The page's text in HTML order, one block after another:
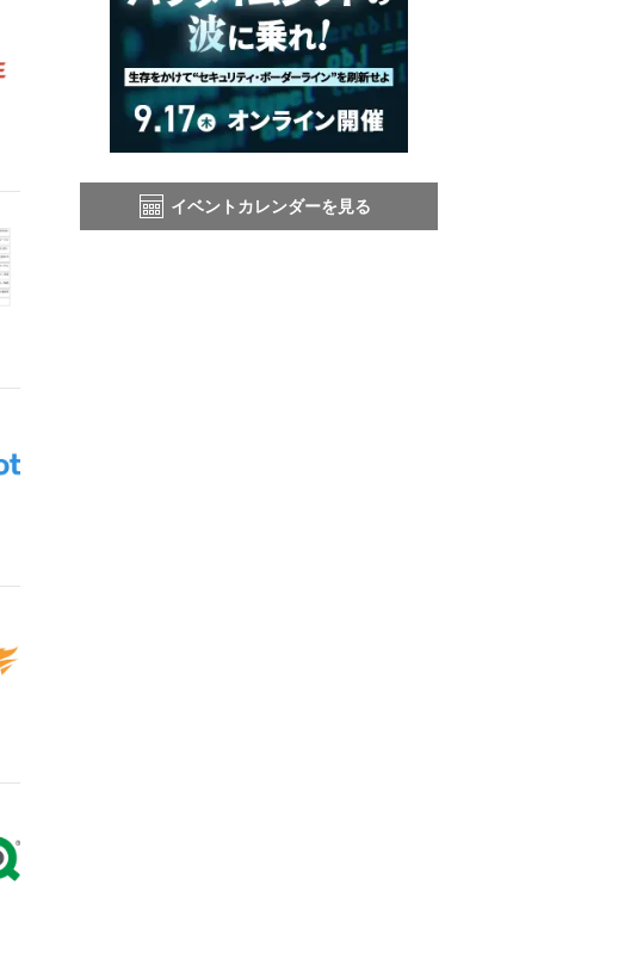
イベントカレンダーを見る